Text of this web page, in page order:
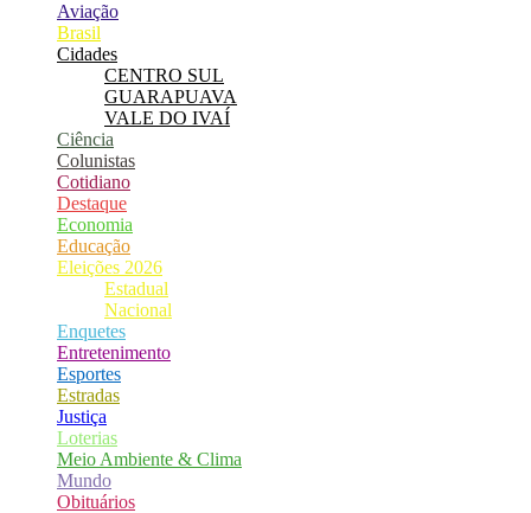
Aviação
Brasil
Cidades
CENTRO SUL
GUARAPUAVA
VALE DO IVAÍ
Ciência
Colunistas
Cotidiano
Destaque
Economia
Educação
Eleições 2026
Estadual
Nacional
Enquetes
Entretenimento
Esportes
Estradas
Justiça
Loterias
Meio Ambiente & Clima
Mundo
Obituários